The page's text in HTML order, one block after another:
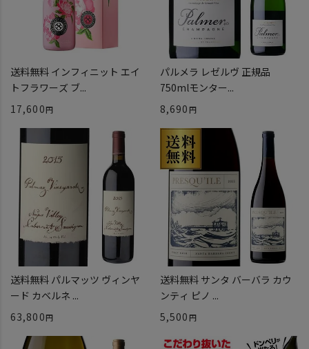
送料無料 インフィニット エイ
トフラワーズ ブ...
17,600
パルメラ レゼルヴ 正規品
750mlモンター...
8,690
送料無料 パルマッツ ヴィンヤ
ード カベルネ ...
63,800
送料無料 サンタ バーバラ カウ
ンティ ピノ ...
5,500